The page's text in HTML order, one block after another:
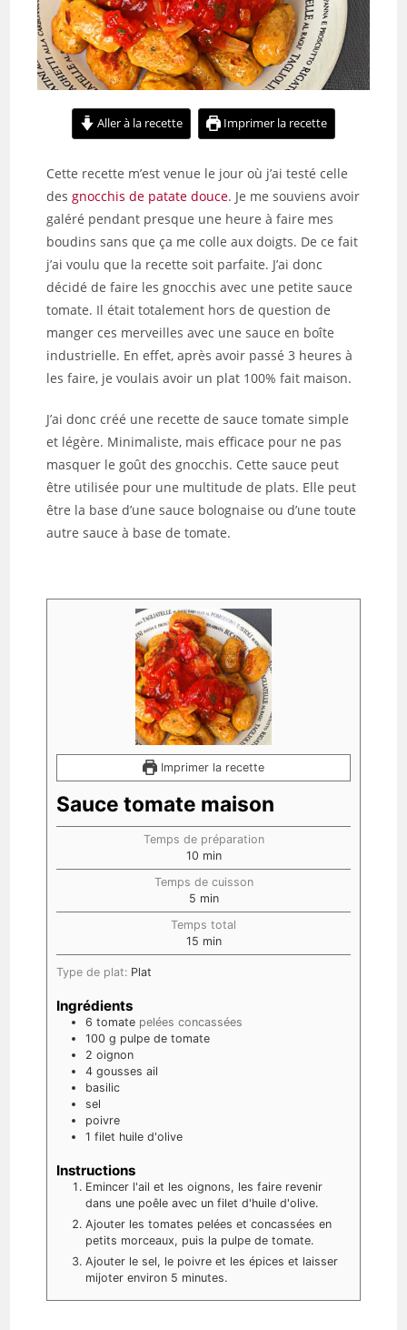
Aller à la recette Imprimer la recette
Cette recette m’est venue le jour où j’ai testé celle
desgnocchis de patate douce. Je me souviens avoir
galéré pendant presque une heure à faire mes
boudins sans que ça me colle aux doigts. De ce fait
j’ai voulu que la recette soit parfaite. J’ai donc
décidé de faire les gnocchis avec une petite sauce
tomate. Il était totalement hors de question de
manger ces merveilles avec une sauce en boîte
industrielle. En effet, après avoir passé 3 heures à
les faire, je voulais avoir un plat 100% fait maison.
J’ai donc créé une recette de sauce tomate simple
et légère. Minimaliste, mais efficace pour ne pas
masquer le goût des gnocchis. Cette sauce peut
être utilisée pour une multitude de plats. Elle peut
être la base d’une sauce bolognaise ou d’une toute
autre sauce à base de tomate.
Imprimer la recette
Sauce tomate maison
Temps de préparation
10 min
Temps de cuisson
5 min
Temps total
15 min
Type de plat: Plat
Ingrédients
6 tomate pelées concassées
100 g pulpe de tomate
2 oignon
4 gousses ail
basilic
sel
poivre
1 filet huile d'olive
Instructions
Emincer l'ail et les oignons, les faire revenir
dans une poêle avec un filet d'huile d'olive.
Ajouter les tomates pelées et concassées en
petits morceaux, puis la pulpe de tomate.
Ajouter le sel, le poivre et les épices et laisser
mijoter environ 5 minutes.